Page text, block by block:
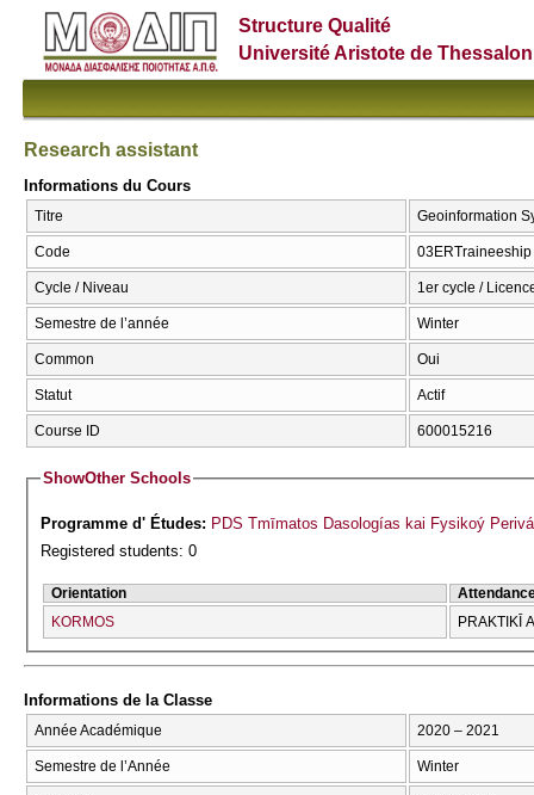
Structure Qualité
Université Aristote de
Research assistant
Informations du Cours
Titre Geoinformation
Code 03ERTraineeship
Cycle / Niveau 1er cycle /
Semestre de l’année Winter
Common Oui
Statut Actif
Course ID 600015216
ShowOther Schools
Programme d' Études: PDS Tmīmatos Dasologías kai Fysikoý
Registered students: 0
Orientation
KORMOS
PRAKTIKĪ
Informations de la Classe
Année Académique 2020 – 2021
Semestre de l’Année Winter